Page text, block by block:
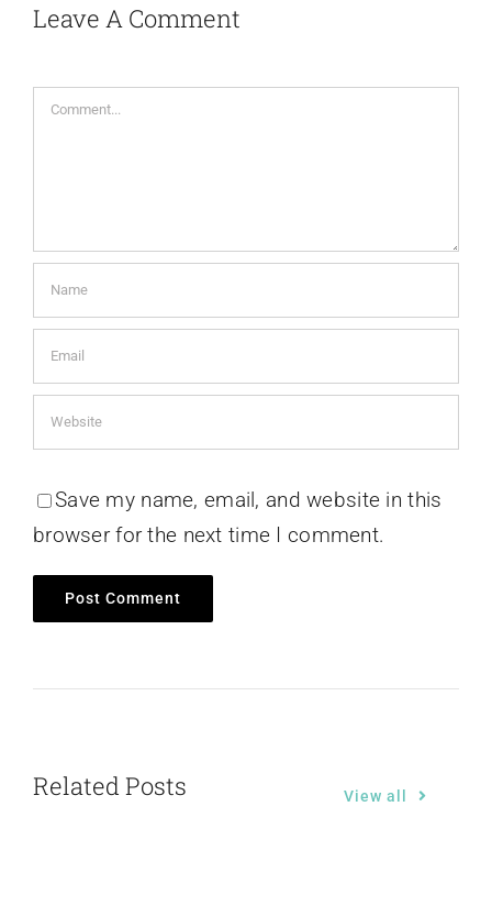
Leave A Comment
Comment
Save my name, email, and website in this
browser for the next time I comment.
Related Posts View all